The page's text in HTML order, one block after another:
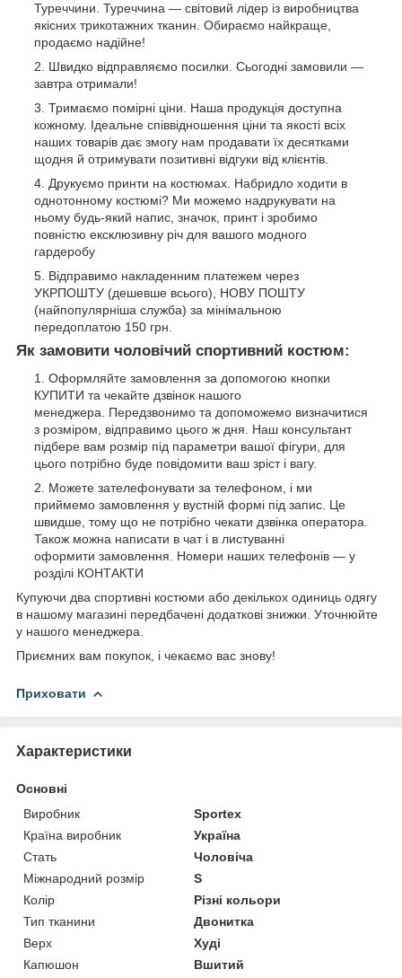
Туреччини. Туреччина — світовий лідер із виробництва
якісних трикотажних тканин. Обираємо найкраще,
продаємо надійне!
Швидко відправляємо посилки. Сьогодні замовили —
завтра отримали!
Тримаємо помірні ціни. Наша продукція доступна
кожному. Ідеальне співвідношення ціни та якості всіх
наших товарів дає змогу нам продавати їх десятками
щодня й отримувати позитивні відгуки від клієнтів.
Друкуємо принти на костюмах. Набридло ходити в
однотонному костюмі? Ми можемо надрукувати на
ньому будь-який напис, значок, принт і зробимо
повністю ексклюзивну річ для вашого модного
гардеробу
Відправимо накладенним платежем через
УКРПОШТУ (дешевше всього), НОВУ ПОШТУ
(найпопулярніша служба) за мінімальною
передоплатою 150 грн.
Як замовити чоловічий спортивний костюм:
Оформляйте замовлення за допомогою кнопки
КУПИТИ та чекайте дзвінок нашого
менеджера. Передзвонимо та допоможемо визначитися
з розміром, відправимо цього ж дня. Наш консультант
підбере вам розмір під параметри вашої фігури, для
цього потрібно буде повідомити ваш зріст і вагу.
Можете зателефонувати за телефоном, і ми
приймемо замовлення у вустній формі під запис. Це
швидше, тому що не потрібно чекати дзвінка оператора.
Також можна написати в чат і в листуванні
оформити замовлення. Номери наших телефонів — у
розділі КОНТАКТИ
Купуючи два спортивні костюми або декількох одиниць одягу
в нашому магазині передбачені додаткові знижки. Уточнюйте
у нашого менеджера.
Приємних вам покупок, і чекаємо вас знову!
Приховати
Характеристики
Основні
Виробник
Sportex
Країна виробник
Україна
Стать
Чоловіча
Міжнародний розмір
S
Колір
Різні кольори
Тип тканини
Двонитка
Верх
Худі
Капюшон
Вшитий